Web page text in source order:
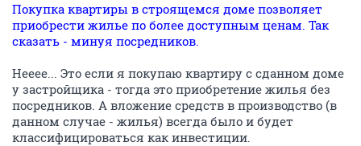
Покупка квартиры в строящемся доме позволяет
приобрести жилье по более доступным ценам. Так
сказать - минуя посредников.
Нееее... Это если я покупаю квартиру с сданном доме
у застройщика - тогда это приобретение жилья без
посредников. А вложение средств в производство (в
данном случае - жилья) всегда было и будет
классифицироваться как инвестиции.